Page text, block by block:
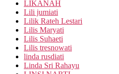
LIKANAH
Lili jumiati
Lilik Rateh Lestari
Lilis Maryati
Lilis Suhaeti
Lilis tresnowati
linda rusdiati
Linda Sri Rahayu